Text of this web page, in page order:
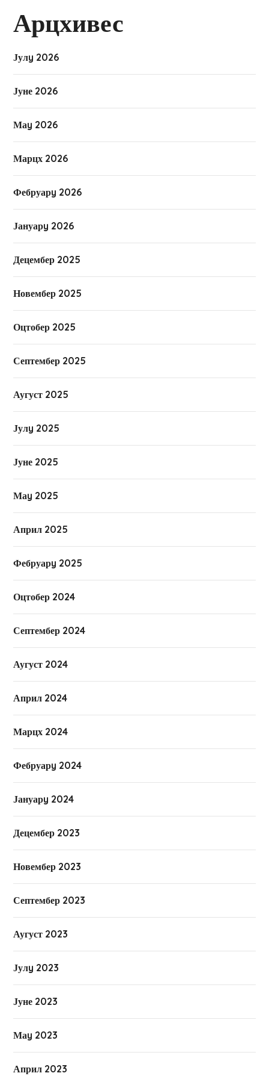
Арцхивес
Јулy 2026
Јуне 2026
Маy 2026
Марцх 2026
Фебруарy 2026
Јануарy 2026
Децембер 2025
Новембер 2025
Оцтобер 2025
Септембер 2025
Аугуст 2025
Јулy 2025
Јуне 2025
Маy 2025
Април 2025
Фебруарy 2025
Оцтобер 2024
Септембер 2024
Аугуст 2024
Април 2024
Марцх 2024
Фебруарy 2024
Јануарy 2024
Децембер 2023
Новембер 2023
Септембер 2023
Аугуст 2023
Јулy 2023
Јуне 2023
Маy 2023
Април 2023